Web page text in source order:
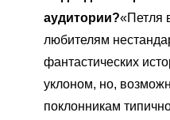
аудитории?«Петля
любителям
фантастических
уклоном, но,
поклонникам